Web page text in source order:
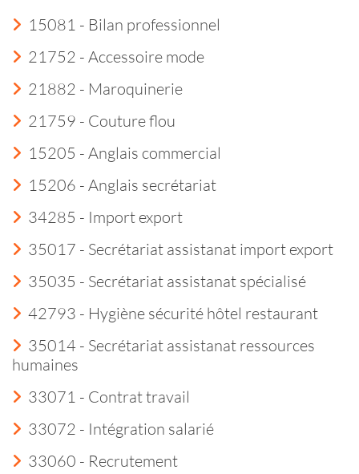
15081 - Bilan professionnel
21752 - Accessoire mode
21882 - Maroquinerie
21759 - Couture flou
15205 - Anglais commercial
15206 - Anglais secrétariat
34285 - Import export
35017 - Secrétariat assistanat import export
35035 - Secrétariat assistanat spécialisé
42793 - Hygiène sécurité hôtel restaurant
35014 - Secrétariat assistanat ressources
humaines
33071 - Contrat travail
33072 - Intégration salarié
33060 - Recrutement